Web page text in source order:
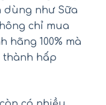
dùng như Sữa
chỉ mua
hãng 100% mà
thành hấp